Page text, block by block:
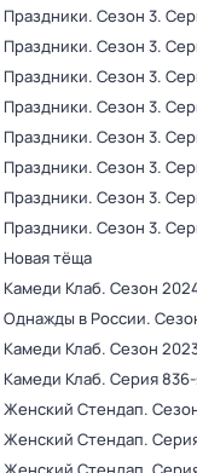
Праздники. Сезон 3.
Праздники. Сезон 3.
Праздники. Сезон 3.
Праздники. Сезон 3.
Праздники. Сезон 3.
Праздники. Сезон 3.
Праздники. Сезон 3.
Праздники. Сезон 3.
Новая тёща
Камеди Клаб. Сезон
Однажды в России.
Камеди Клаб. Сезон
Камеди Клаб. Серия
Женский Стендап.
Женский Стендап.